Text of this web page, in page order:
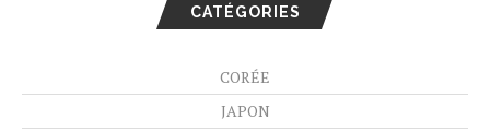
CATÉGORIES
CORÉE
JAPON